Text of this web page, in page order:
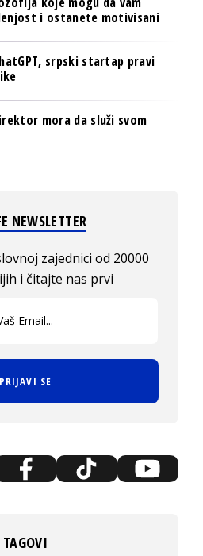
i ostanete motivisani
srpski startap pravi
mora da služi svom
NEWSLETTER
zajednici od 20000
i čitajte nas prvi
PRIJAVI SE
TAGOVI